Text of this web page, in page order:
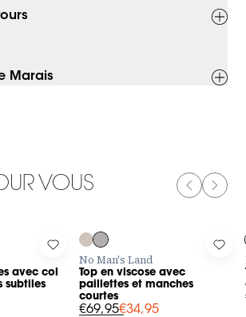
Marais
VOUS
manches avec col en U et paillettes
avec col
subtiles
Log in to add Top en viscose
No Man's Land
Top en viscose avec
paillettes et manches
courtes
€69,95€34,95
Log